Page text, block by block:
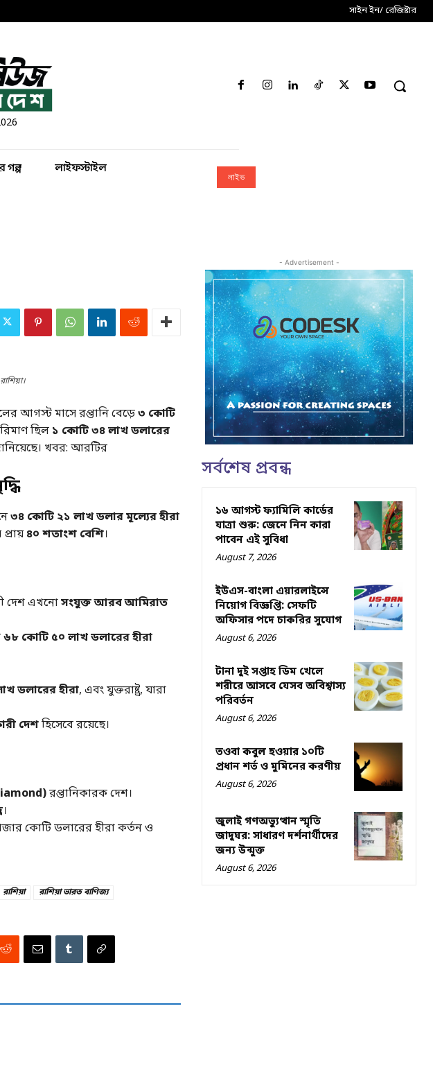
সাইন ইন/ রেজিষ্টার
গল্প লাইফস্টাইল
লাইভ
আগস্ট মাসে রপ্তানি বেড়ে৩ কোটি
ছিল ১ কোটি ৩৪ লাখ ডলারের
খবর: আরটির
৩৪ কোটি ২১ লাখ ডলার মূল্যের হীরা
৪০ শতাংশ বেশি।
দেশ এখনোসংযুক্ত আরব আমিরাত
৬৮ কোটি ৫০ লাখ ডলারের হীরা
ডলারের হীরা, এবং যুক্তরাষ্ট্র, যারা
দেশহিসেবে রয়েছে।
রপ্তানিকারক দেশ।
।
কোটি ডলারের হীরা কর্তন ও
রাশিয়া
রাশিয়া ভারত বাণিজ্য
- Advertisement -
সর্বশেষ প্রবন্ধ
১৬ আগস্ট ফ্যামিলি কার্ডের
যাত্রা শুরু: জেনে নিন কারা
পাবেন এই সুবিধা
August 7, 2026
ইউএস-বাংলা এয়ারলাইন্সে
নিয়োগ বিজ্ঞপ্তি: সেফটি
অফিসার পদে চাকরির সুযোগ
August 6, 2026
টানা দুই সপ্তাহ ডিম খেলে
শরীরে আসবে যেসব অবিশ্বাস্য
পরিবর্তন
August 6, 2026
তওবা কবুল হওয়ার ১০টি
প্রধান শর্ত ও মুমিনের করণীয়
August 6, 2026
জুলাই গণঅভ্যুত্থান স্মৃতি
জাদুঘর: সাধারণ দর্শনার্থীদের
জন্য উন্মুক্ত
August 6, 2026